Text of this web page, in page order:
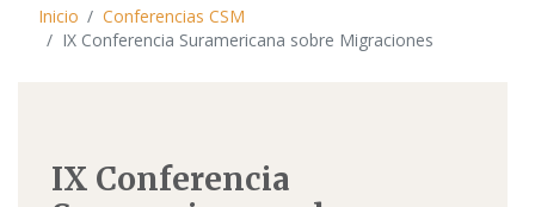
Inicio
Conferencias CSM
IX Conferencia Suramericana sobre Migraciones
IX Conferencia